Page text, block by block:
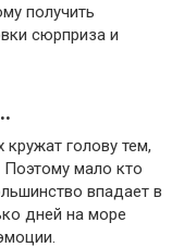
получить
сюрприза и
голову тем,
мало кто
впадает в
дней на море